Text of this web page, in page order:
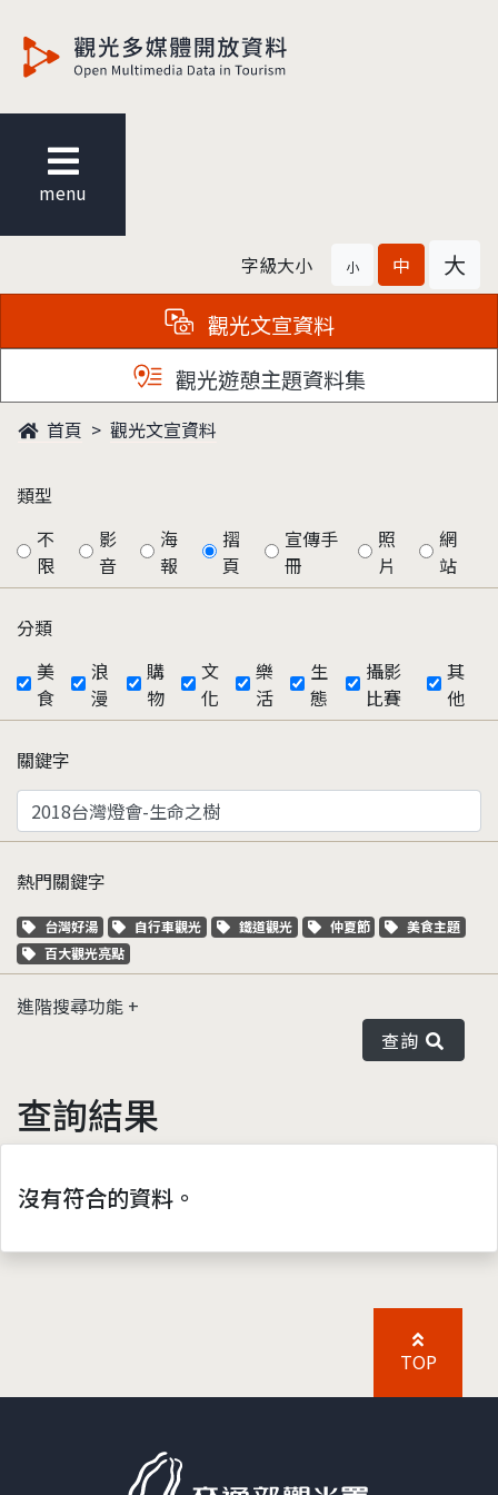
menu
字級大小 小 中 大
觀光文宣資料
觀光遊憩主題資料集
首頁 觀光文宣資料
類型
不
限
影
音
海
報
摺
頁
宣傳手
冊
照
片
網
站
分類
美
食
浪
漫
購
物
文
化
樂
活
生
態
攝影
比賽
其
他
關鍵字
熱門關鍵字
關鍵字標籤
台灣好湯 關鍵字標籤
自行車觀光 關鍵字標籤
鐵道觀光 關鍵字標籤
仲夏節 關鍵字標籤
美食主題
關鍵字標籤
百大觀光亮點
進階搜尋功能
查詢
查詢結果
沒有符合的資料。
TOP